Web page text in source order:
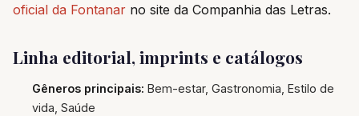
oficial da Fontanar no site da Companhia das Letras.
Linha editorial, imprints e catálogos
Gêneros principais: Bem-estar, Gastronomia, Estilo de
vida, Saúde